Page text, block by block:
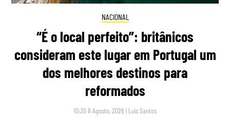
NACIONAL
“É o local perfeito”: britânicos
consideram este lugar em Portugal um
dos melhores destinos para
reformados
10:30 8 Agosto, 2026 | Luís Santos